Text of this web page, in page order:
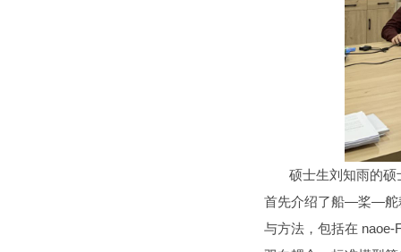
硕士生刘知雨的硕
首先介绍了船—桨—舵
与方法，包括在